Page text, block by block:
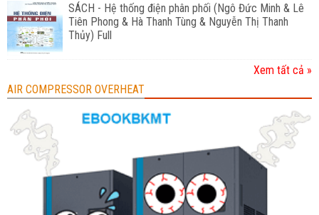
SÁCH - Hệ thống điện phân phối (Ngô Đức Minh & Lê
Tiên Phong & Hà Thanh Tùng & Nguyễn Thị Thanh
Thủy) Full
Xem tất cả »
AIR COMPRESSOR OVERHEAT